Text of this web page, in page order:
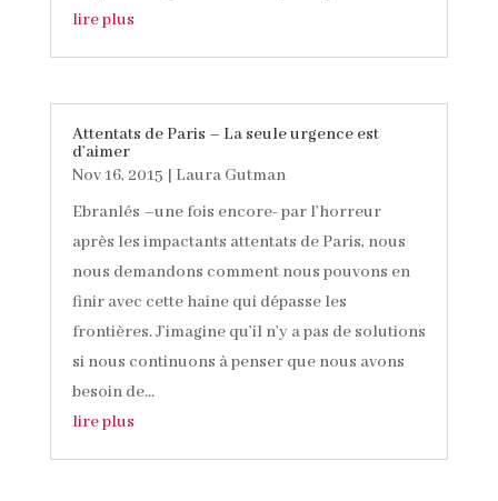
lire plus
Attentats de Paris – La seule urgence est
d’aimer
Nov 16, 2015
Laura Gutman
Ebranlés –une fois encore- par l’horreur
après les impactants attentats de Paris, nous
nous demandons comment nous pouvons en
finir avec cette haine qui dépasse les
frontières. J’imagine qu’il n’y a pas de solutions
si nous continuons à penser que nous avons
besoin de...
lire plus